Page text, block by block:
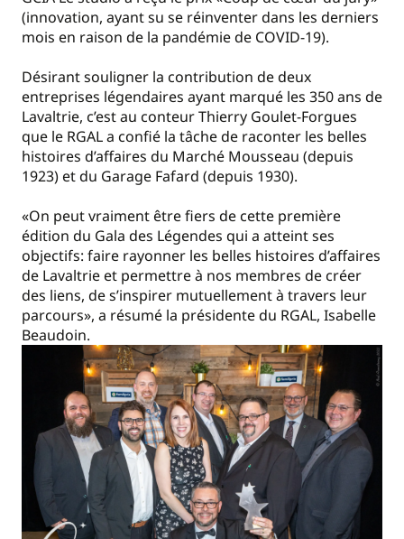
(innovation, ayant su se réinventer dans les derniers
mois en raison de la pandémie de COVID-19).
Désirant souligner la contribution de deux
entreprises légendaires ayant marqué les 350 ans de
Lavaltrie, c’est au conteur Thierry Goulet-Forgues
que le RGAL a confié la tâche de raconter les belles
histoires d’affaires du Marché Mousseau (depuis
1923) et du Garage Fafard (depuis 1930).
«On peut vraiment être fiers de cette première
édition du Gala des Légendes qui a atteint ses
objectifs: faire rayonner les belles histoires d’affaires
de Lavaltrie et permettre à nos membres de créer
des liens, de s’inspirer mutuellement à travers leur
parcours», a résumé la présidente du RGAL, Isabelle
Beaudoin.